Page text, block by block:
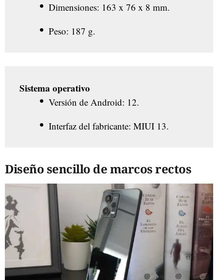
Dimensiones: 163 x 76 x 8 mm.
Peso: 187 g.
Sistema operativo
Versión de Android: 12.
Interfaz del fabricante: MIUI 13.
Diseño sencillo de marcos rectos